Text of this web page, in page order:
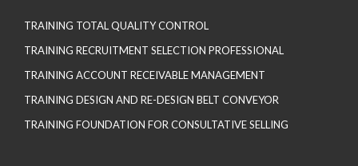
TRAINING TOTAL QUALITY CONTROL
TRAINING RECRUITMENT SELECTION PROFESSIONAL
TRAINING ACCOUNT RECEIVABLE MANAGEMENT
TRAINING DESIGN AND RE-DESIGN BELT CONVEYOR
TRAINING FOUNDATION FOR CONSULTATIVE SELLING